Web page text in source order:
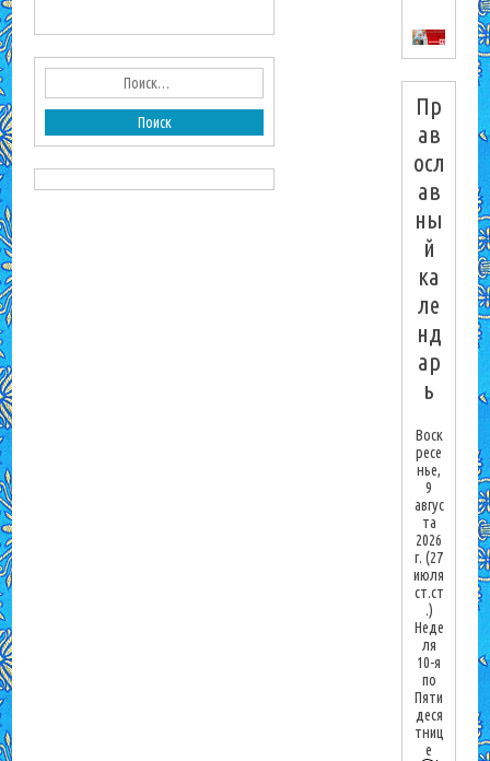
Пр
ав
осл
ав
ны
й
ка
ле
нд
ар
ь
Воск
ресе
нье,
9
авгус
та
2026
г.(27
июля
ст.ст
.)
Неде
ля
10-я
по
Пяти
деся
тниц
е